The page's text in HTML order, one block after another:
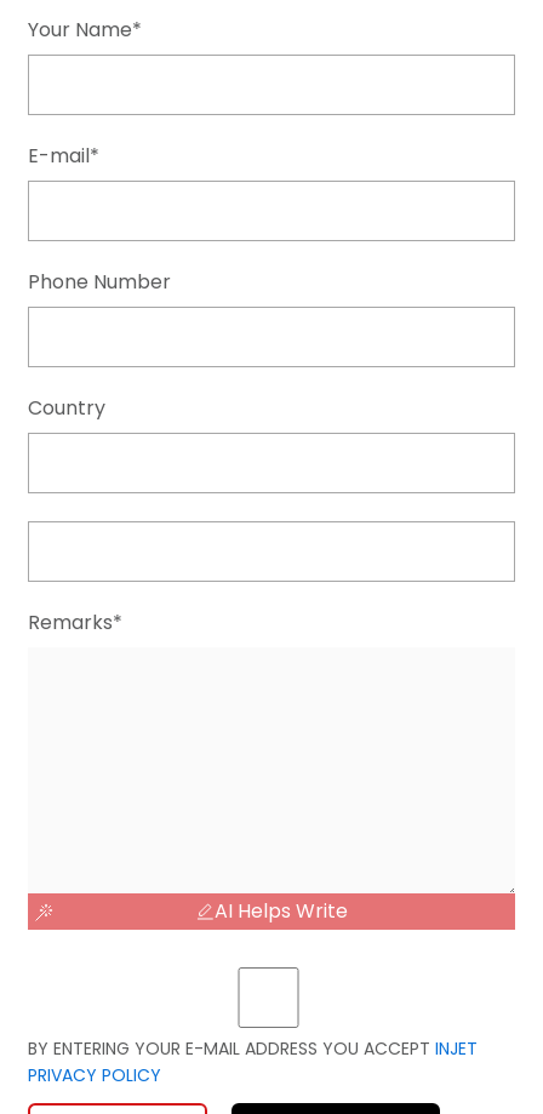
Your Name*
E-mail*
Phone Number
Country
Remarks*
AI Helps Write
BY ENTERING YOUR E-MAIL ADDRESS YOU ACCEPT INJET
PRIVACY POLICY